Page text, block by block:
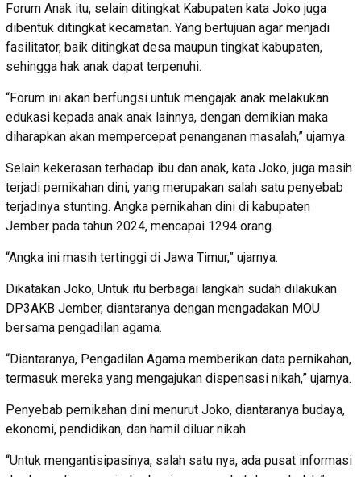
Forum Anak itu, selain ditingkat Kabupaten kata Joko juga
dibentuk ditingkat kecamatan. Yang bertujuan agar menjadi
fasilitator, baik ditingkat desa maupun tingkat kabupaten,
sehingga hak anak dapat terpenuhi.
“Forum ini akan berfungsi untuk mengajak anak melakukan
edukasi kepada anak anak lainnya, dengan demikian maka
diharapkan akan mempercepat penanganan masalah,” ujarnya.
Selain kekerasan terhadap ibu dan anak, kata Joko, juga masih
terjadi pernikahan dini, yang merupakan salah satu penyebab
terjadinya stunting. Angka pernikahan dini di kabupaten
Jember pada tahun 2024, mencapai 1294 orang.
“Angka ini masih tertinggi di Jawa Timur,” ujarnya.
Dikatakan Joko, Untuk itu berbagai langkah sudah dilakukan
DP3AKB Jember, diantaranya dengan mengadakan MOU
bersama pengadilan agama.
“Diantaranya, Pengadilan Agama memberikan data pernikahan,
termasuk mereka yang mengajukan dispensasi nikah,” ujarnya.
Penyebab pernikahan dini menurut Joko, diantaranya budaya,
ekonomi, pendidikan, dan hamil diluar nikah
“Untuk mengantisipasinya, salah satu nya, ada pusat informasi